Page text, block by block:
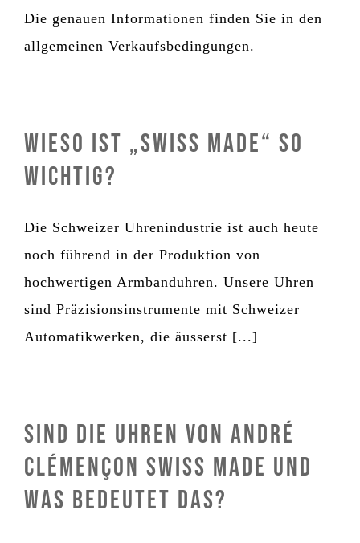
Die genauen Informationen finden Sie in den
allgemeinen Verkaufsbedingungen.
Wieso ist „Swiss Made“ so
wichtig?
Die Schweizer Uhrenindustrie ist auch heute
noch führend in der Produktion von
hochwertigen Armbanduhren. Unsere Uhren
sind Präzisionsinstrumente mit Schweizer
Automatikwerken, die äusserst [...]
Sind die Uhren von André
Clémençon Swiss Made und
was bedeutet das?